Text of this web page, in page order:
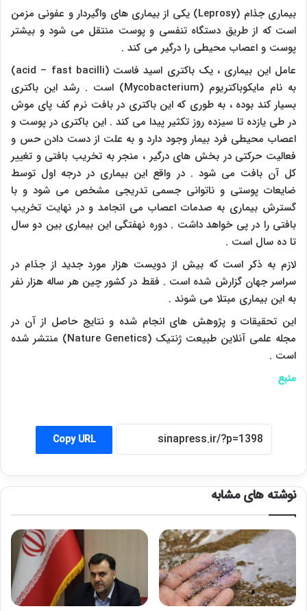
بیماری جذام (Leprosy) یکی از بیماری‌ های واگیردار و عفونی مزمن
است که از طریق دستگاه تنفسی و پوست منتقل می ‌شود و بیشتر
پوست و اعصاب محیطی را درگیر می‌ کند .
عامل این بیماری ، یک باکتری اسید فاست (acid – fast bacilli
)
به نام مایکوباکتریوم (Mycobacterium) است . رشد این باکتری
بسیار کند بوده ، به طوری که این باکتری در بافت نرم کف پای موش
در طی یازده تا سیزده روز تکثیر پیدا می کند . این باکتری در پوست و
اعصاب محیطی فرد بیمار وجود دارد و به علت از دست دادن حس و
فعالیت حرکتی در بخش های درگیر ، منجر به تخریب بافتی و تغییر
کل آن بافت می‌ شود . در واقع این بیماری در درجه اول توسط
ضایعات پوستی و ناتوانی جسمی تدریجی مشخص می شود و با
گسترش بیماری به صدمات اعصاب می انجامد و در نهایت تخریب
بافتی را در پی خواهد داشت . دوره نهفتگی این بیماری بین دو سال
تا ده سال است .
لازم به ذکر است که بیش از دویست هزار مورد جدید از جذام در
سراسر جهان گزارش شده است . فقط در کشور چین هر ساله هزار نفر
به این بیماری مبتلا می شوند .
این تحقیقات و پژوهش های انجام شده و نتایج حاصل از آن در
مجله علمی آنلاین طبیعت ژنتیک (Nature Genetics) منتشر شده
است .
منبع
Copy URL
نوشته های مشابه